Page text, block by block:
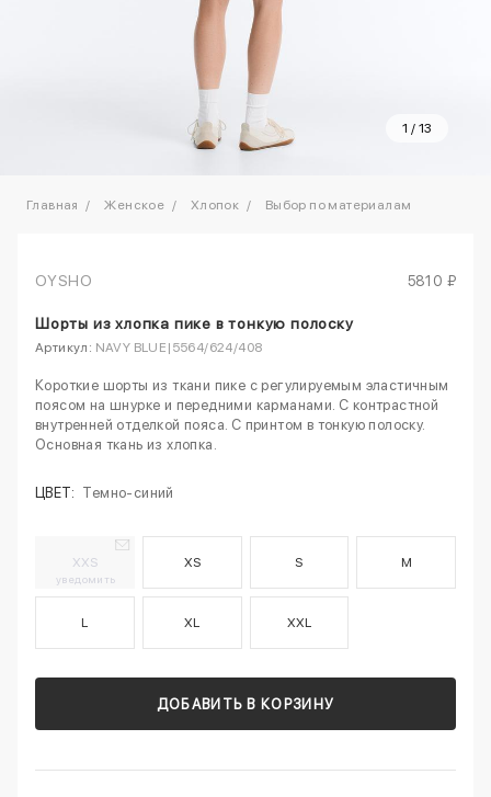
1 / 13
Главная Женское Хлопок Выбор по материалам
OYSHO 5810 ₽
Шорты из хлопка пике в тонкую полоску
Артикул: NAVY BLUE|5564/624/408
Короткие шорты из ткани пике с регулируемым эластичным
поясом на шнурке и передними карманами. С контрастной
внутренней отделкой пояса. С принтом в тонкую полоску.
Основная ткань из хлопка.
ЦВЕТ: Темно-синий
XXS
уведомить
XS S M
L XL XXL
ДОБАВИТЬ В КОРЗИНУ